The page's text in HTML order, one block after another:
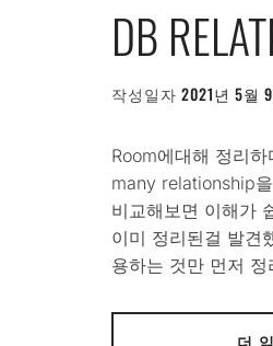
DB
작성일자 2021년 5월
Room에대해 정리
many relationship
비교해보면 이해가
이미 정리된걸 발견
용하는 것만 먼저 정
더